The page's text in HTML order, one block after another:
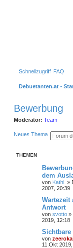
Schnellzugriff FAQ
Debuetanten.at -
Bewerbung
Moderator: Team
Neues Thema S
u
E
r
e
r
t
e
u
c
h
e
THEMEN
dem
von Kathi. »
2007, 20:39
Wartezeit
Antwort
von svotto »
2019, 12:18
Sichtbare
von
11.Okt